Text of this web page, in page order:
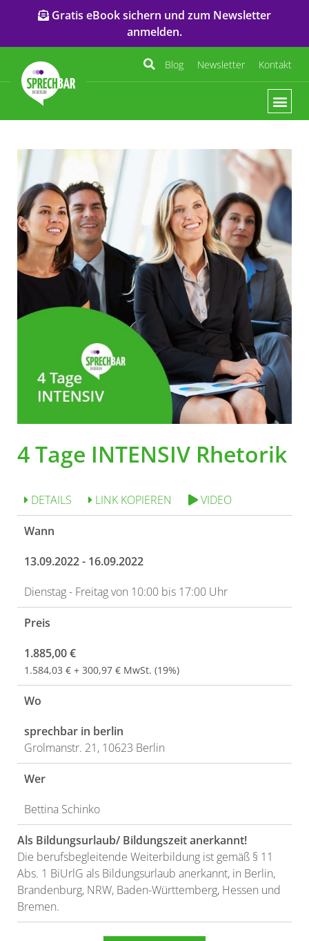
Gratis eBook sichern und zum Newsletter
anmelden.
Blog Newsletter Kontakt
4 Tage INTENSIV Rhetorik
DETAILS LINK KOPIEREN VIDEO
Wann
13.09.2022 - 16.09.2022
Dienstag - Freitag von 10:00 bis 17:00 Uhr
Preis
1.885,00 €
1.584,03 € + 300,97 € MwSt. (19%)
Wo
sprechbar in berlin
Grolmanstr. 21, 10623 Berlin
Wer
Bettina Schinko
Als Bildungsurlaub/ Bildungszeit anerkannt!
Die berufsbegleitende Weiterbildung ist gemäß § 11
Abs. 1 BiUrlG als Bildungsurlaub anerkannt, in Berlin,
Brandenburg, NRW, Baden-Württemberg, Hessen und
Bremen.